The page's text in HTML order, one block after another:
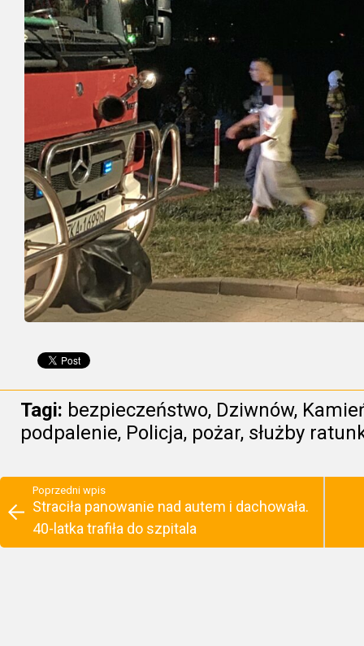
Tagi: bezpieczeństwo, Dziwnów,
podpalenie, Policja, pożar, służby
Poprzedni wpis
Straciła panowanie nad autem i dachowała.
40-latka trafiła do szpitala